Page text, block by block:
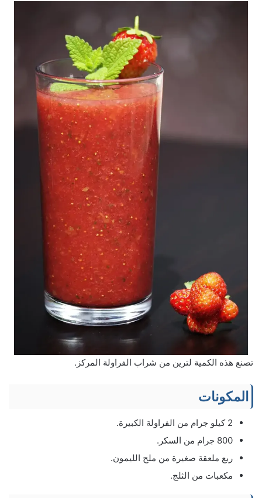
تصنع هذه الكمية لترين من شراب الفراولة المركز.
المكونات
2 كيلو جرام من الفراولة الكبيرة.
800 جرام من السكر.
ربع ملعقة صغيرة من ملح الليمون.
مكعبات من الثلج.